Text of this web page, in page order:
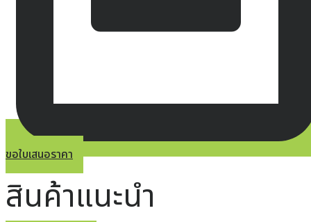
ขอใบเสนอราคา
สินค้าแนะนำ